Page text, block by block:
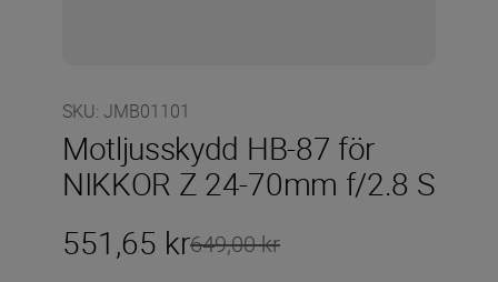
SKU: JMB01101
Motljusskydd HB-87 för
NIKKOR Z 24-70mm f/2.8 S
551,65 kr649,00 kr